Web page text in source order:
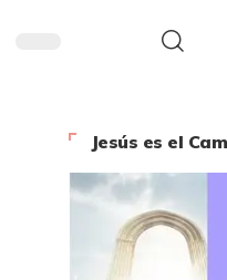
Jesús es el